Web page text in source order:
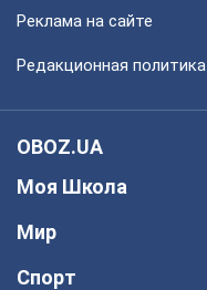
Реклама на сайте
Редакционная политика
OBOZ.UA
Моя Школа
Мир
Спорт